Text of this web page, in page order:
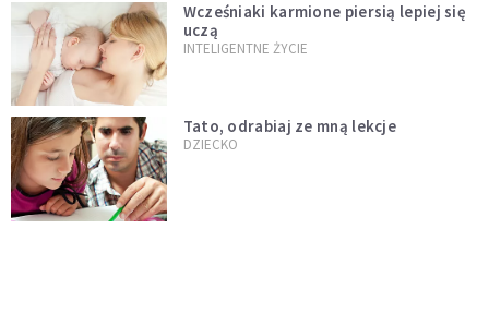
Wcześniaki karmione piersią lepiej się
uczą
INTELIGENTNE ŻYCIE
Tato, odrabiaj ze mną lekcje
DZIECKO